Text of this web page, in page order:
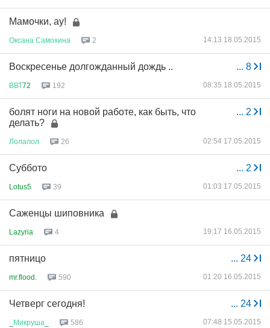
Мамочки, ау!
Оксана Самохина 2 14:13 18.05.2015
... 8
Воскресенье долгожданный дождь ..
ВВТ72 192 08:35 18.05.2015
... 2
болят ноги на новой работе, как быть, что
делать?
Лолалол 26 02:54 17.05.2015
... 2
Суббото
Lotus5 39 01:03 17.05.2015
Саженцы шиповника
Lazyria 4 19:17 16.05.2015
... 24
пятницо
mr.flood. 590 01:20 16.05.2015
... 24
Четверг сегодня!
Микруша 586 07:48 15.05.2015